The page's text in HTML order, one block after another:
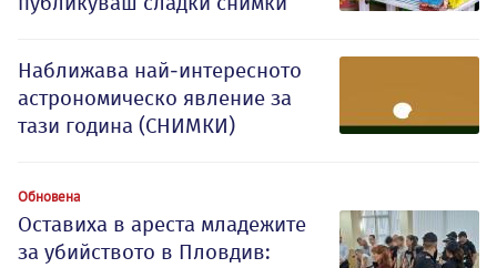
Наближава най-интересното
астрономическо явление за
тази година (СНИМКИ)
Обновена
Оставиха в ареста младежите
за убийството в Пловдив: